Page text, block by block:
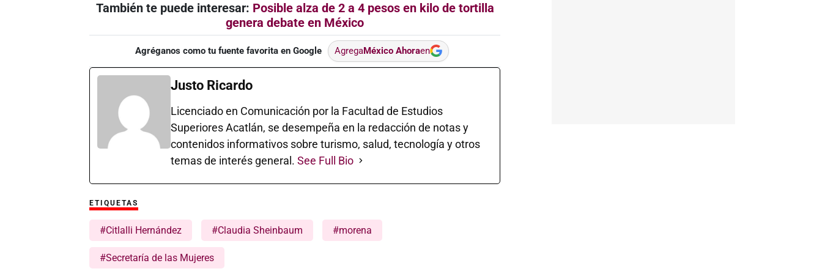
También te puede interesar: Posible alza de 2 a 4 pesos en kilo de tortilla
genera debate en México
Agréganos como tu fuente favorita en Google AgregaMéxico Ahoraen
Justo Ricardo
Licenciado en Comunicación por la Facultad de Estudios
Superiores Acatlán, se desempeña en la redacción de notas y
contenidos informativos sobre turismo, salud, tecnología y otros
temas de interés general. See Full Bio
ETIQUETAS
#Citlalli Hernández #Claudia Sheinbaum #morena
#Secretaría de las Mujeres